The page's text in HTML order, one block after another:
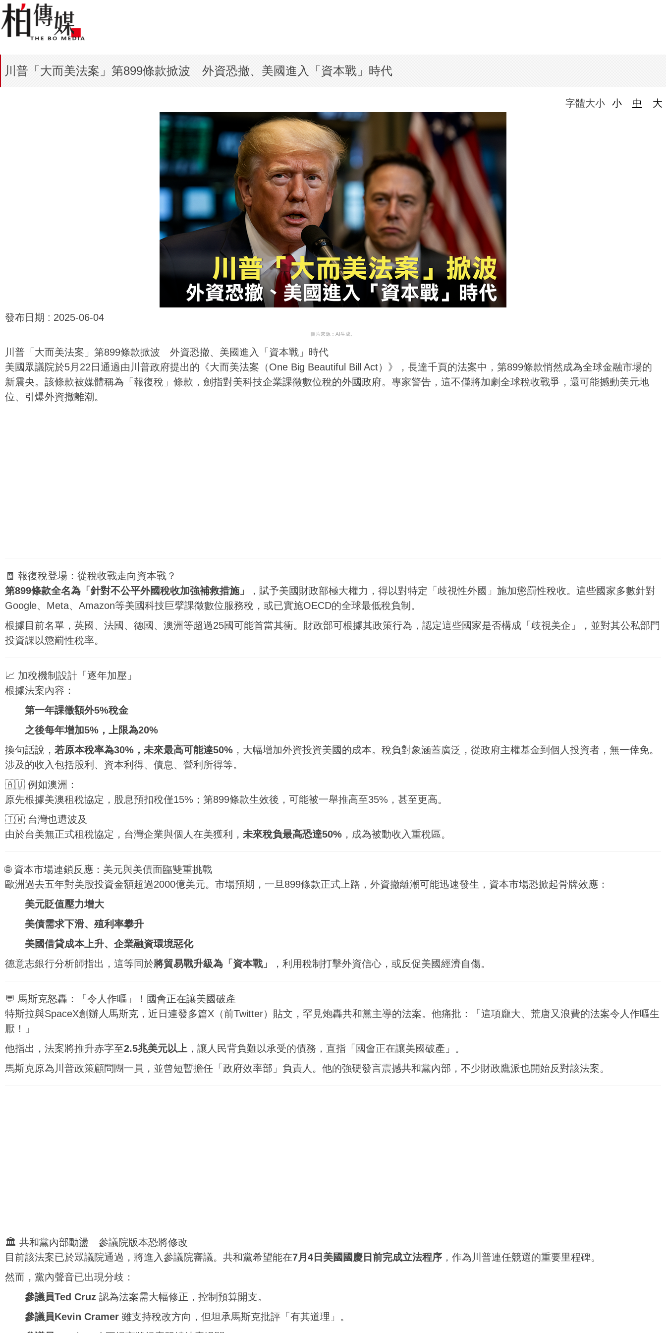
川普「大而美法案」第899條款掀波 外資恐撤、美國進入「資本戰」時代
字體大小 小 中 大
發布日期 : 2025-06-04
圖片來源：AI生成。
川普「大而美法案」第899條款掀波 外資恐撤、美國進入「資本戰」時代
美國眾議院於5月22日通過由川普政府提出的《大而美法案（One Big Beautiful Bill Act）》，長達千頁的法案中，第899條款悄然成為全球金融市場的
新震央。該條款被媒體稱為「報復稅」條款，劍指對美科技企業課徵數位稅的外國政府。專家警告，這不僅將加劇全球稅收戰爭，還可能撼動美元地
位、引爆外資撤離潮。
🧾 報復稅登場：從稅收戰走向資本戰？
第899條款全名為「針對不公平外國稅收加強補救措施」
，賦予美國財政部極大權力，得以對特定「歧視性外國」施加懲罰性稅收。這些國家多數針對
Google、Meta、Amazon等美國科技巨擘課徵數位服務稅，或已實施OECD的全球最低稅負制。
根據目前名單，英國、法國、德國、澳洲等超過25國可能首當其衝。財政部可根據其政策行為，認定這些國家是否構成「歧視美企」，並對其公私部門
投資課以懲罰性稅率。
📈 加稅機制設計「逐年加壓」
根據法案內容：
第一年課徵額外5%稅金
之後每年增加5%，上限為20%
換句話說， 若原本稅率為30%，未來最高可能達50% ，大幅增加外資投資美國的成本。稅負對象涵蓋廣泛，從政府主權基金到個人投資者，無一倖免。
涉及的收入包括股利、資本利得、債息、營利所得等。
🇦🇺 例如澳洲：
原先根據美澳租稅協定，股息預扣稅僅15%；第899條款生效後，可能被一舉推高至35%，甚至更高。
🇹🇼 台灣也遭波及
由於台美無正式租稅協定，台灣企業與個人在美獲利， 未來稅負最高恐達50% ，成為被動收入重稅區。
🌐 資本市場連鎖反應：美元與美債面臨雙重挑戰
歐洲過去五年對美股投資金額超過2000億美元。市場預期，一旦899條款正式上路，外資撤離潮可能迅速發生，資本市場恐掀起骨牌效應：
美元貶值壓力增大
美債需求下滑、殖利率攀升
美國借貸成本上升、企業融資環境惡化
德意志銀行分析師指出，這等同於將貿易戰升級為「資本戰」 ，利用稅制打擊外資信心，或反促美國經濟自傷。
💬 馬斯克怒轟：「令人作嘔」！國會正在讓美國破產
特斯拉與SpaceX創辦人馬斯克，近日連發多篇X（前Twitter）貼文，罕見炮轟共和黨主導的法案。他痛批：「這項龐大、荒唐又浪費的法案令人作嘔生
厭！」
他指出，法案將推升赤字至2.5兆美元以上 ，讓人民背負難以承受的債務，直指「國會正在讓美國破產」。
馬斯克原為川普政策顧問團一員，並曾短暫擔任「政府效率部」負責人。他的強硬發言震撼共和黨內部，不少財政鷹派也開始反對該法案。
🏛️ 共和黨內部動盪 參議院版本恐將修改
目前該法案已於眾議院通過，將進入參議院審議。共和黨希望能在7月4日美國國慶日前完成立法程序 ，作為川普連任競選的重要里程碑。
然而，黨內聲音已出現分歧：
參議員Ted Cruz 認為法案需大幅修正，控制預算開支。
參議員Kevin Cramer 雖支持稅改方向，但坦承馬斯克批評「有其道理」。